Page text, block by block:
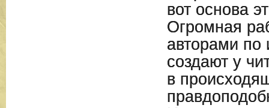
вот основа
Огромная
авторами по
создают у
в